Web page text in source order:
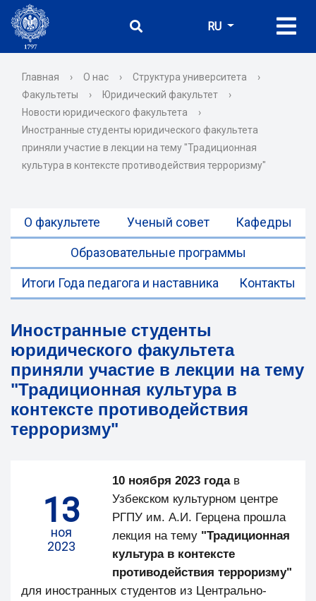
RU
Главная › О нас › Структура университета
›
Факультеты
› Юридический факультет
›
Новости юридического факультета
›
Иностранные студенты юридического факультета
приняли участие в лекции на тему "Традиционная
культура в контексте противодействия терроризму"
О факультете Ученый совет Кафедры
Образовательные программы
Итоги Года педагога и наставника Контакты
Иностранные студенты
юридического факультета
приняли участие в лекции на тему
"Традиционная культура в
контексте противодействия
терроризму"
13
ноя
2023
10 ноября 2023 годав
Узбекском культурном центре
РГПУ им. А.И. Герцена прошла
лекция на тему "Традиционная
культура в контексте
противодействия терроризму"
для иностранных студентов из Центрально-